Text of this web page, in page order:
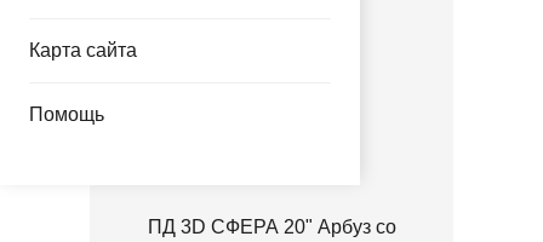
Карта сайта
Помощь
ПД 3D СФЕРА 20" Арбуз со